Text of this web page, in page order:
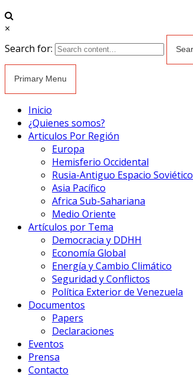
×
Search for:
Primary Menu
Inicio
¿Quienes somos?
Articulos Por Región
Europa
Hemisferio Occidental
Rusia-Antiguo Espacio Soviético
Asia Pacífico
Africa Sub-Sahariana
Medio Oriente
Artículos por Tema
Democracia y DDHH
Economía Global
Energía y Cambio Climático
Seguridad y Conflictos
Política Exterior de Venezuela
Documentos
Papers
Declaraciones
Eventos
Prensa
Contacto